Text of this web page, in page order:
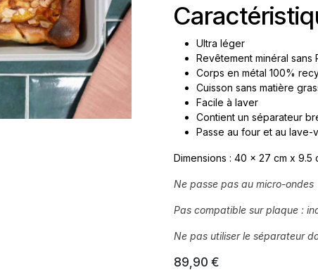
Ultra léger
Revêtement minéral sans
Corps en métal 100%
Cuisson sans matière
Facile à laver
Contient un séparateur
Passe au four et au lave-
Dimensions : 40 x 27 cm x 9.5
Ne passe pas au micro-ondes
Pas compatible sur plaque :
Ne pas utiliser le séparateur
89,90 €